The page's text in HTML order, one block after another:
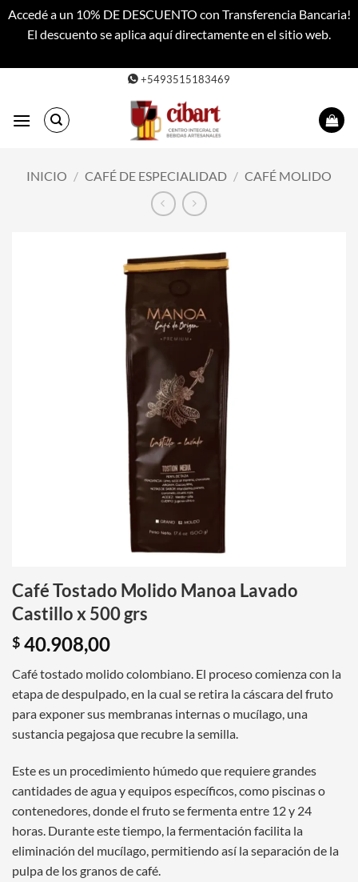
Accedé a un 10% DE DESCUENTO con Transferencia Bancaria!
El descuento se aplica aquí directamente en el sitio web.
contenido
+5493515183469
INICIO / CAFÉ DE ESPECIALIDAD / CAFÉ MOLIDO
Café Tostado Molido Manoa Lavado
Castillo x 500 grs
$ 40.908,00
Café tostado molido colombiano. El proceso comienza con la
etapa de despulpado, en la cual se retira la cáscara del fruto
para exponer sus membranas internas o mucílago, una
sustancia pegajosa que recubre la semilla.
Este es un procedimiento húmedo que requiere grandes
cantidades de agua y equipos específicos, como piscinas o
contenedores, donde el fruto se fermenta entre 12 y 24
horas. Durante este tiempo, la fermentación facilita la
eliminación del mucílago, permitiendo así la separación de la
pulpa de los granos de café.